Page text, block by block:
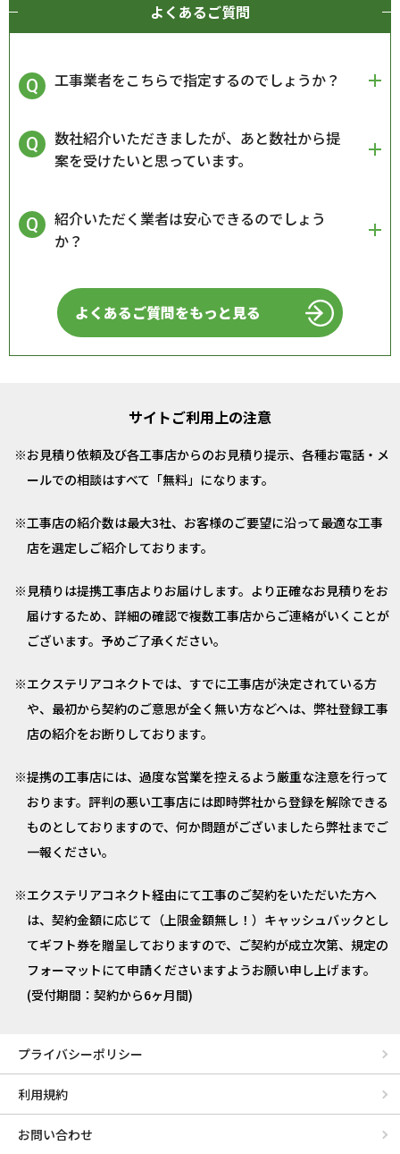
よくあるご質問
工事業者をこちらで指定するのでしょうか？
数社紹介いただきましたが、あと数社から提
案を受けたいと思っています。
紹介いただく業者は安心できるのでしょう
か？
よくあるご質問をもっと見る
サイトご利用上の注意
お見積り依頼及び各工事店からのお見積り提示、各種お電話・メ
ールでの相談はすべて「無料」になります。
工事店の紹介数は最大3社、お客様のご要望に沿って最適な工事
店を選定しご紹介しております。
見積りは提携工事店よりお届けします。より正確なお見積りをお
届けするため、詳細の確認で複数工事店からご連絡がいくことが
ございます。予めご了承ください。
エクステリアコネクトでは、すでに工事店が決定されている方
や、最初から契約のご意思が全く無い方などへは、弊社登録工事
店の紹介をお断りしております。
提携の工事店には、過度な営業を控えるよう厳重な注意を行って
おります。評判の悪い工事店には即時弊社から登録を解除できる
ものとしておりますので、何か問題がございましたら弊社までご
一報ください。
エクステリアコネクト経由にて工事のご契約をいただいた方へ
は、契約金額に応じて（上限金額無し！）キャッシュバックとし
てギフト券を贈呈しておりますので、ご契約が成立次第、規定の
フォーマットにて申請くださいますようお願い申し上げます。
(受付期間：契約から6ヶ月間)
プライバシーポリシー
利用規約
お問い合わせ